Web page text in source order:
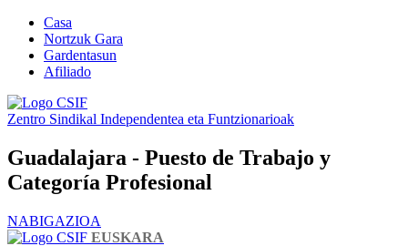
Casa
Nortzuk Gara
Gardentasun
Afiliado
Zentro Sindikal Independentea eta Funtzionarioak
Guadalajara - Puesto de Trabajo y
Categoría Profesional
NABIGAZIOA
EUSKARA